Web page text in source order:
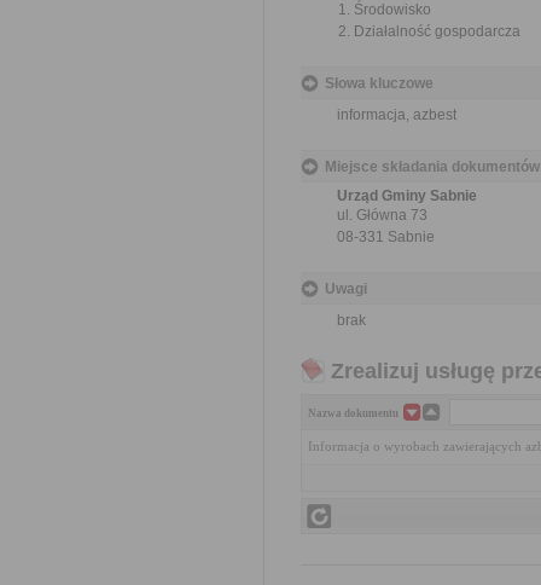
Środowisko
Działalność gospodarcza
Słowa kluczowe
informacja, azbest
Miejsce składania dokumentów
Urząd Gminy Sabnie
ul. Główna 73
08-331 Sabnie
Uwagi
brak
Zrealizuj usługę
Nazwa dokumentu
Informacja o wyrobach zawierających